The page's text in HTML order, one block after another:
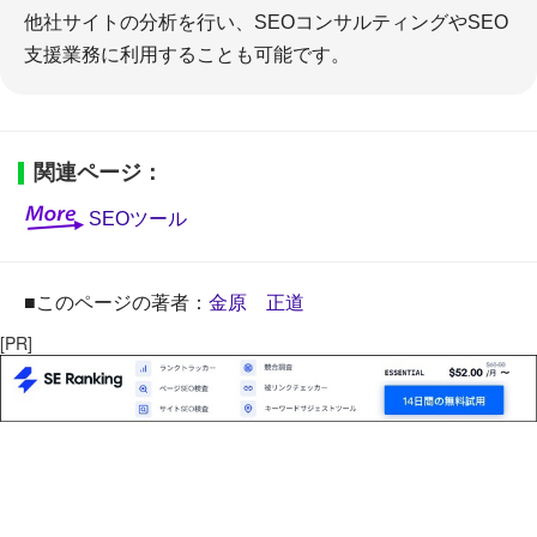
＋引用文献と引用の要件
他社サイトの分析を行い、SEOコンサルティングやSEO
支援業務に利用することも可能です。
関連ページ：
SEOツール
■このページの著者： 金原 正道
[PR]